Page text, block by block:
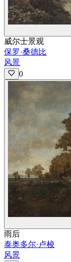
威尔士景观
保罗·桑德比
风景
0
雨后
泰奥多尔·卢梭
风景